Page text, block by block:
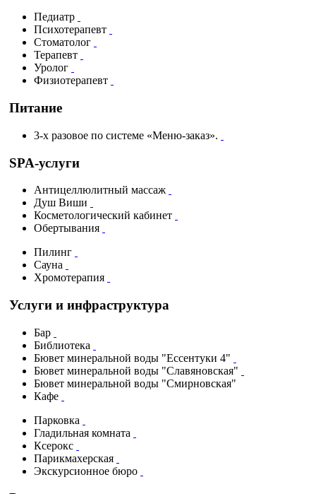
Педиатр
Психотерапевт
Стоматолог
Терапевт
Уролог
Физиотерапевт
Питание
3-х разовое по системе «Меню-заказ».
SPA-услуги
Антицеллюлитный массаж
Душ Виши
Косметологический кабинет
Обертывания
Пилинг
Сауна
Хромотерапия
Услуги и инфраструктура
Бар
Библиотека
Бювет минеральной воды "Ессентуки 4"
Бювет минеральной воды "Славяновская"
Бювет минеральной воды "Смирновская"
Кафе
Парковка
Гладильная комната
Ксерокс
Парикмахерская
Экскурсионное бюро